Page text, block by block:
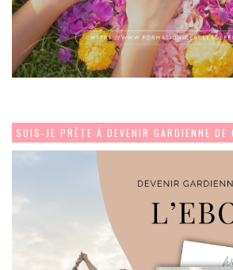
SUIS-JE PRÊTE À DEVENIR GARDIENNE DE